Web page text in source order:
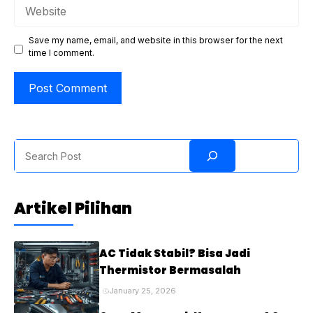
Save my name, email, and website in this browser for the next
time I comment.
Artikel Pilihan
AC Tidak Stabil? Bisa Jadi
Thermistor Bermasalah
January 25, 2026